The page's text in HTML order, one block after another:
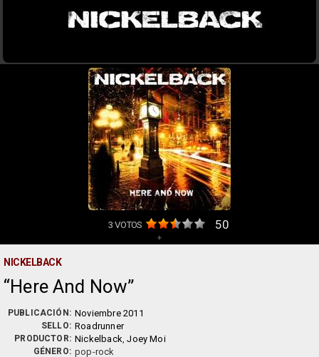
FEEEDBACK
3VOTOS 50
+
NICKELBACK
Here And Now
PUBLICACIÓN: Noviembre 2011
SELLO: Roadrunner
PRODUCTOR: Nickelback,Joey Moi
GÉNERO: pop-rock